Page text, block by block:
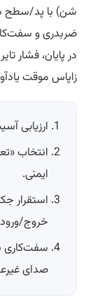
شن) با پد/سطح
ضربدری و
در پایان، فشار
زاپاس موقت
ارزیابی
انتخاب
ایمنی.
استقرار
خروج/
سفت‌کاری
صدای